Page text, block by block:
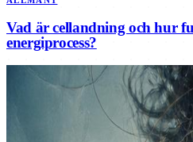
Vad är cellandning och hur
energiprocess?